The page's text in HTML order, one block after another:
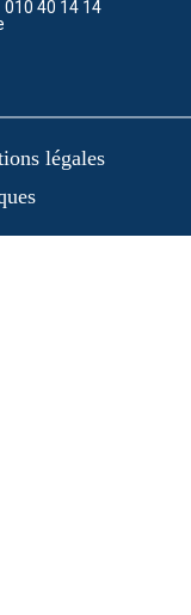
010 40 14 14
légales